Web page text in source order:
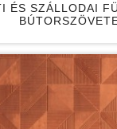
ÉS SZÁLLODAI